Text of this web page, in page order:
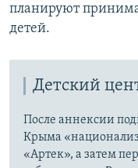
планируют
детей.
Детский
После аннексии
Крыма
«Артек», а затем